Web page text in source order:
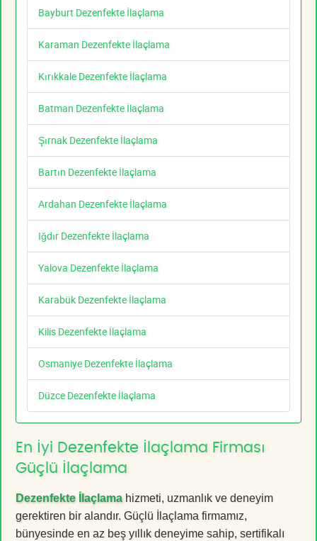
Bayburt Dezenfekte İlaçlama
Karaman Dezenfekte İlaçlama
Kırıkkale Dezenfekte İlaçlama
Batman Dezenfekte İlaçlama
Şırnak Dezenfekte İlaçlama
Bartın Dezenfekte İlaçlama
Ardahan Dezenfekte İlaçlama
Iğdır Dezenfekte İlaçlama
Yalova Dezenfekte İlaçlama
Karabük Dezenfekte İlaçlama
Kilis Dezenfekte İlaçlama
Osmaniye Dezenfekte İlaçlama
Düzce Dezenfekte İlaçlama
En İyi Dezenfekte İlaçlama Firması
Güçlü İlaçlama
Dezenfekte İlaçlamahizmeti, uzmanlık ve deneyim
gerektiren bir alandır. Güçlü İlaçlama firmamız,
bünyesinde en az beş yıllık deneyime sahip, sertifikalı